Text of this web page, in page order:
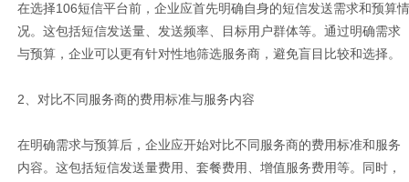
在选择106短信平台前，企业应首先明确自身的短信发送需求和预算情
况。这包括短信发送量、发送频率、目标用户群体等。通过明确需求
与预算，企业可以更有针对性地筛选服务商，避免盲目比较和选择。
2、对比不同服务商的费用标准与服务内容
在明确需求与预算后，企业应开始对比不同服务商的费用标准和服务
内容。这包括短信发送量费用、套餐费用、增值服务费用等。同时，